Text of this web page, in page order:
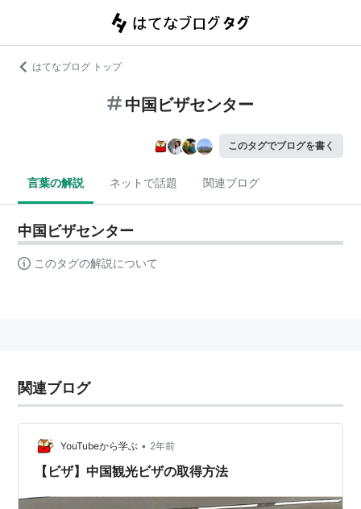
はてなブログ トップ
中国ビザセンター
このタグでブログを書く
言葉の解説 ネットで話題 関連ブログ
中国ビザセンター
このタグの解説について
関連ブログ
YouTubeから学ぶ • 2年前
【ビザ】中国観光ビザの取得方法